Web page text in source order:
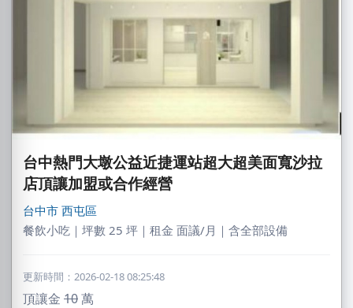
台中熱門大墩公益近捷運站超大超美面寬沙拉
店頂讓加盟或合作經營
台中市 西屯區
餐飲小吃｜坪數 25 坪｜租金 面議/月｜含全部設備
更新時間：2026-02-18 08:25:48
頂讓金 10萬